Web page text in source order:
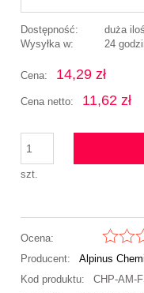
Dostępność:
duża
Wysyłka w:
24
Cena: 14,29 zł
Cena netto: 11,62 zł
szt.
Ocena:
Producent:
Alpinus
Kod produktu:
CHP-AM-